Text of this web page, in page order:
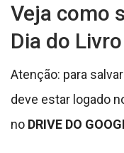
Veja como
Dia do
Atenção: para
deve estar logado
no DRIVE DO